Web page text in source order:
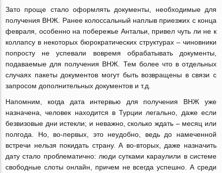
Зато проще стало оформлять документы, необходимые для
получения ВНЖ. Ранее колоссальный наплыв приезжих с конца
февраля, особенно на побережье Антальи, привел чуть ли не к
коллапсу в некоторых бюрократических структурах – чиновники
попросту не успевали вовремя обрабатывать документы,
подаваемые для получения ВНЖ. Тем более что в отдельных
случаях пакеты документов могут быть возвращены в связи с
запросом дополнительных документов и т.д.
Напомним, когда дата интервью для получения ВНЖ уже
назначена, человек находится в Турции легально, даже если
безвизовые дни истекли; и неважно, сколько ждать – месяц или
полгода. Но, во-первых, это неудобно, ведь до намеченной
встречи нельзя покидать страну. А во-вторых, даже назначить
дату стало проблематично: люди сутками караулили в системе
свободные слоты онлайн, причем не всегда успешно. А среди